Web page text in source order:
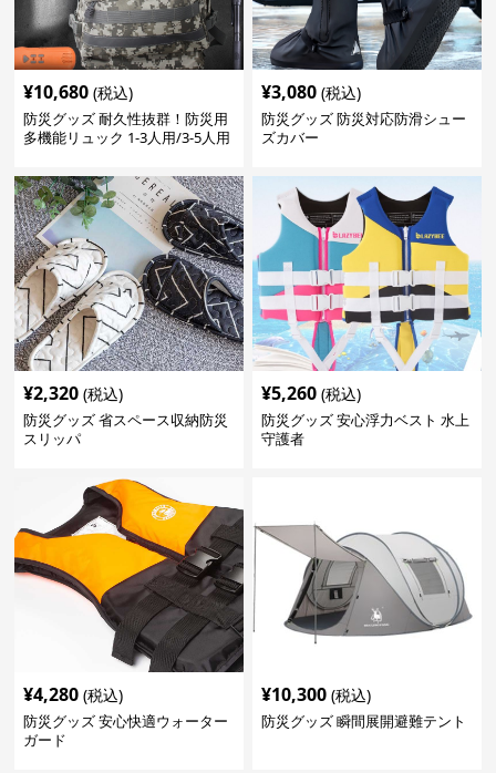
¥10,680 (税込)
防災グッズ 耐久性抜群！防災用
多機能リュック 1-3人用/3-5人用
¥3,080 (税込)
防災グッズ 防災対応防滑シュー
ズカバー
¥2,320 (税込)
防災グッズ 省スペース収納防災
スリッパ
¥5,260 (税込)
防災グッズ 安心浮力ベスト 水上
守護者
¥4,280 (税込)
防災グッズ 安心快適ウォーター
ガード
¥10,300 (税込)
防災グッズ 瞬間展開避難テント